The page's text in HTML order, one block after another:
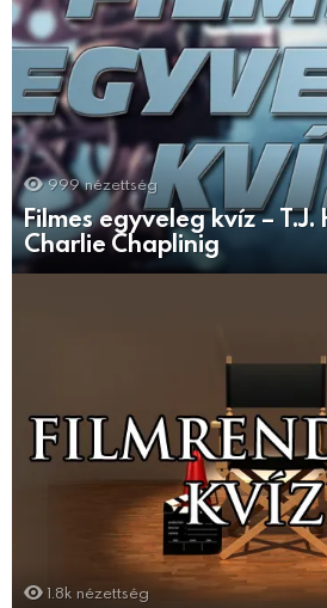
999 nézettség
Filmes egyveleg kvíz –
Charlie Chaplinig
1.8k nézettség